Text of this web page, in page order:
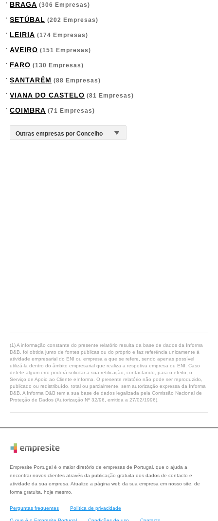
BRAGA (306 Empresas)
SETÚBAL (202 Empresas)
LEIRIA (174 Empresas)
AVEIRO (151 Empresas)
FARO (130 Empresas)
SANTARÉM (88 Empresas)
VIANA DO CASTELO (81 Empresas)
COIMBRA (71 Empresas)
(1) A informação constante do presente relatório resulta da base de dados da Informa
D&B, foi obtida junto de fontes públicas ou do próprio e faz referência unicamente à
atividade empresarial do ENI ou empresa a que se refere, sendo apenas possível
utilizá-la dentro do âmbito empresarial que realiza a respetiva empresa ou ENI. Caso
detete algum erro poderá solicitar a sua retificação, contactando, para o efeito, o
Serviço de Apoio ao Cliente eInforma. O presente relatório não pode ser reproduzido,
publicado ou redistribuído, total ou parcialmente, sem autorização expressa da Informa
D&B. A Informa D&B tem a sua base de dados legalizada pela Comissão Nacional de
Proteção de Dados (Autorização Nº 32/96, emitida a 27/02/1996).
Empresite Portugal é o maior diretório de empresas de Portugal, que o ajuda a
encontrar novos clientes através da publicação gratuita dos dados de contacto e
atividade da sua empresa. Atualize a página web da sua empresa em nosso site, de
forma gratuita, hoje mesmo.
Perguntas frequentes Política de privacidade